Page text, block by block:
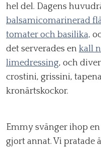
hel del. Dagens
balsamicomarinerad
tomater och basilika,
det serverades en kall
limedressing, och
crostini, grissini,
kronärtskockor.
Emmy svänger ihop
gjort annat. Vi pratade